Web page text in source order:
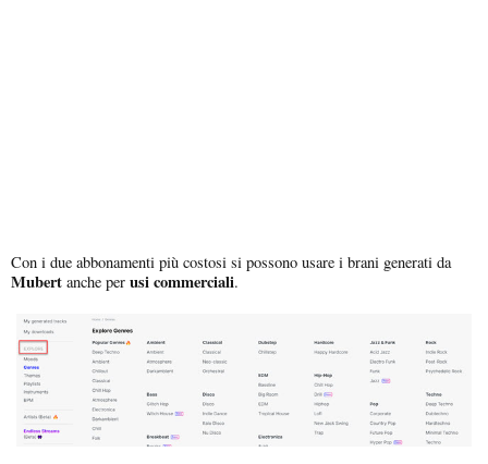
Con i due abbonamenti più costosi si possono usare i brani generati da
Mubert anche per usi commerciali.